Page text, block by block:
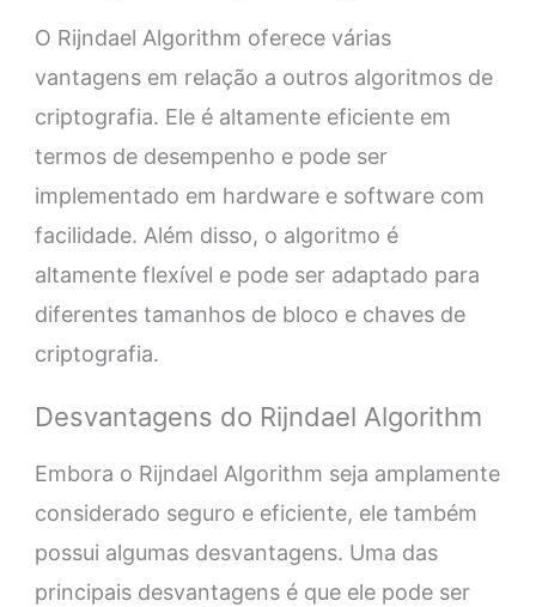
O Rijndael Algorithm oferece várias
vantagens em relação a outros algoritmos de
criptografia. Ele é altamente eficiente em
termos de desempenho e pode ser
implementado em hardware e software com
facilidade. Além disso, o algoritmo é
altamente flexível e pode ser adaptado para
diferentes tamanhos de bloco e chaves de
criptografia.
Desvantagens do Rijndael Algorithm
Embora o Rijndael Algorithm seja amplamente
considerado seguro e eficiente, ele também
possui algumas desvantagens. Uma das
principais desvantagens é que ele pode ser